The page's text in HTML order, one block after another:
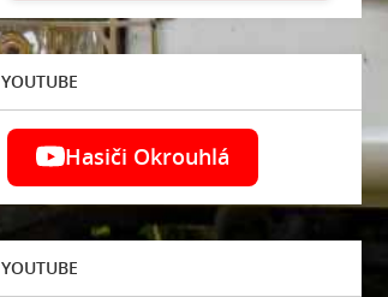
YOUTUBE
Hasiči Okrouhlá
YOUTUBE